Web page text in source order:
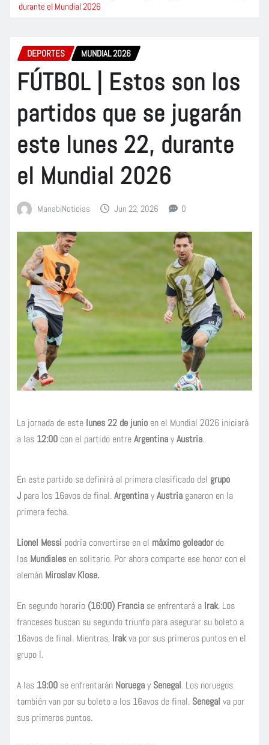
durante el Mundial 2026
DEPORTES MUNDIAL 2026
FÚTBOL | Estos son los
partidos que se jugarán
este lunes 22, durante
el Mundial 2026
ManabiNoticias Jun 22, 2026 0
La jornada de este lunes 22 de junio en el Mundial 2026 iniciará
a las 12:00 con el partido entreArgentinayAustria.
En este partido se definirá al primera clasificado del grupo
J para los 16avos de final.ArgentinayAustria ganaron en la
primera fecha.
Lionel Messi podría convertirse en el máximo goleador de
los Mundiales en solitario. Por ahora comparte ese honor con el
alemán Miroslav Klose.
En segundo horario (16:00) Francia se enfrentará a Irak. Los
franceses buscan su segundo triunfo para asegurar su boleto a
16avos de final. Mientras, Irakva por sus primeros puntos en el
grupo I.
A las 19:00 se enfrentarán Noruegay Senegal. Los noruegos
también van por su boleto a los 16avos de final. Senegal va por
sus primeros puntos.